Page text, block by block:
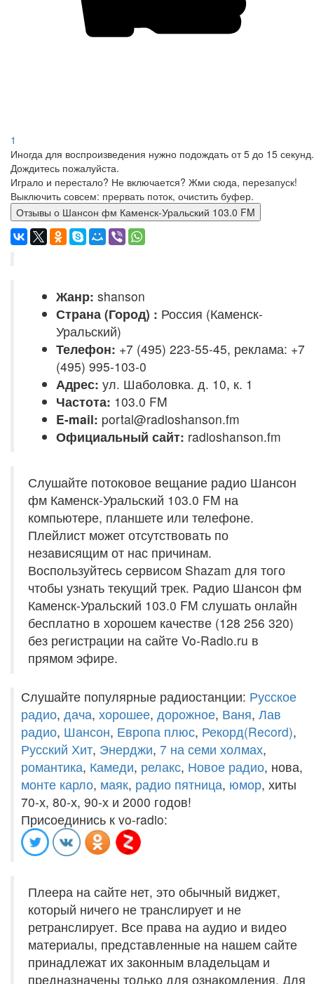
1
Иногда для воспроизведения нужно подождать от 5 до 15 секунд.
Дождитесь пожалуйста.
Играло и перестало? Не включается? Жми сюда, перезапуск!
Выключить совсем: прервать поток, очистить буфер.
Отзывы о Шансон фм Каменск-Уральский 103.0 FM
Жанр: shanson
Страна (Город) : Россия (Каменск-
Уральский)
Телефон: +7 (495) 223-55-45, реклама: +7
(495) 995-103-0
Адрес: ул. Шаболовка. д. 10, к. 1
Частота: 103.0 FM
E-mail: portal@radioshanson.fm
Официальный сайт: radioshanson.fm
Слушайте потоковое вещание радио Шансон
фм Каменск-Уральский 103.0 FM на
компьютере, планшете или телефоне.
Плейлист может отсутствовать по
независящим от нас причинам.
Воспользуйтесь сервисом Shazam для того
чтобы узнать текущий трек. Радио Шансон фм
Каменск-Уральский 103.0 FM слушать онлайн
бесплатно в хорошем качестве (128 256 320)
без регистрации на сайте Vo-Radio.ru в
прямом эфире.
Слушайте популярные радиостанции: Русское
радио, дача, хорошее, дорожное, Ваня, Лав
радио, Шансон, Европа плюс, Рекорд(Record),
Русский Хит, Энерджи, 7 на семи холмах,
романтика, Камеди, релакс, Новое радио, нова,
монте карло, маяк, радио пятница, юмор, хиты
70-х, 80-х, 90-х и 2000 годов!
Присоединись к vo-radio:
Плеера на сайте нет, это обычный виджет,
который ничего не транслирует и не
ретранслирует. Все права на аудио и видео
материалы, представленные на нашем сайте
принадлежат их законным владельцам и
предназначены только для ознакомления. Для